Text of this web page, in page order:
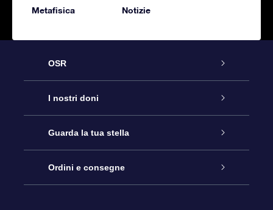
Metafisica Notizie
OSR
Assistenza
Contattaci
Blog
I nostri doni
Online Star Gift
Pacchetto regalo OSR
Guarda la tua stella
Registro stellare
Ordini e consegne